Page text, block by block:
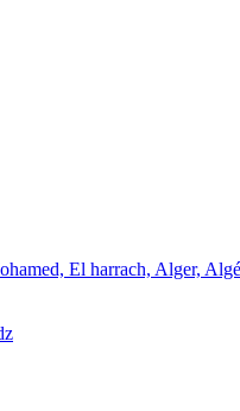
El harrach, Alger,